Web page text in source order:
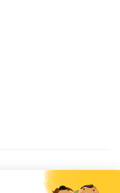
« Meet Kabuki », le retour
du Kabuki en France ?